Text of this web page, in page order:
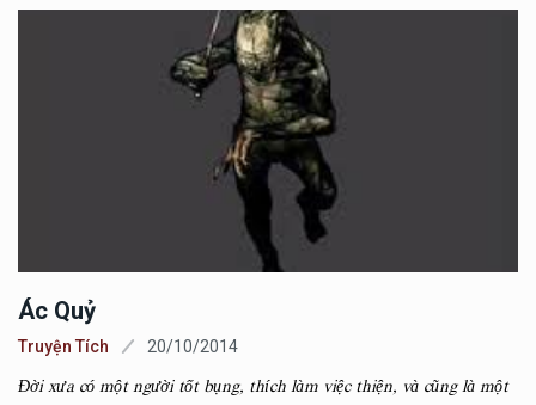
Ác Quỷ
Truyện Tích 20/10/2014
Đời xưa có một người tốt bụng, thích làm việc thiện, và cũng là một